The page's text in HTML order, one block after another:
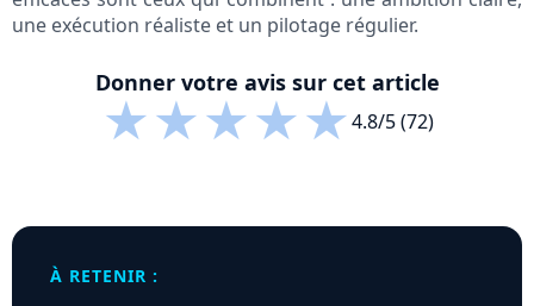
une exécution réaliste et un pilotage régulier.
Donner votre avis sur cet article
★★★★★4.8/5 (72)
À RETENIR :